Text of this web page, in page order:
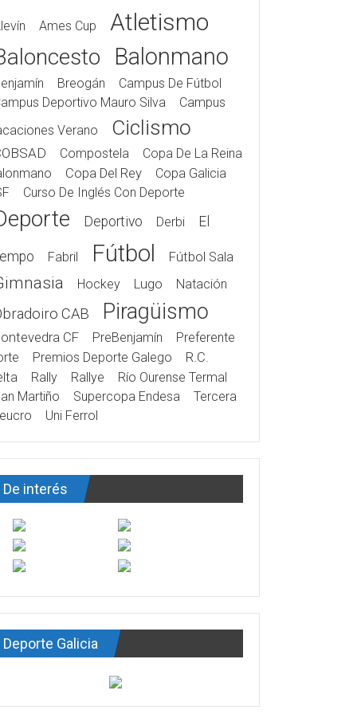
Ames Cup Atletismo
Balonmano
Breogán
Campus De Fútbol
Deportivo Mauro Silva
Campus
Verano
Ciclismo
Compostela
Copa De La Reina
Copa Del Rey
Copa Galicia
Curso De Inglés Con Deporte
Deportivo Derbi El
Fabril Fútbol Fútbol Sala
Hockey Lugo Natación
CAB Piragüismo
CF PreBenjamín
Preferente
Premios Deporte Galego
R.C.
Rally Rallye
Río Ourense Termal
Martiño
Supercopa Endesa
Tercera
Uni Ferrol
De interés
Deporte Galicia